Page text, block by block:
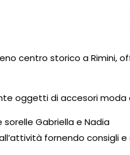
centro storico a Rimini,
oggetti di accesori moda
Gabriella e Nadia
fornendo consigli